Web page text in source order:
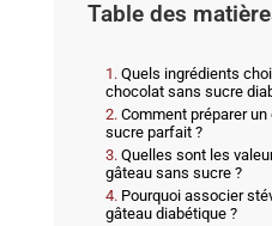
Table des
Quels ingrédients
chocolat sans sucre
Comment préparer
sucre parfait ?
Quelles sont les
gâteau sans sucre ?
Pourquoi associer
gâteau diabétique ?